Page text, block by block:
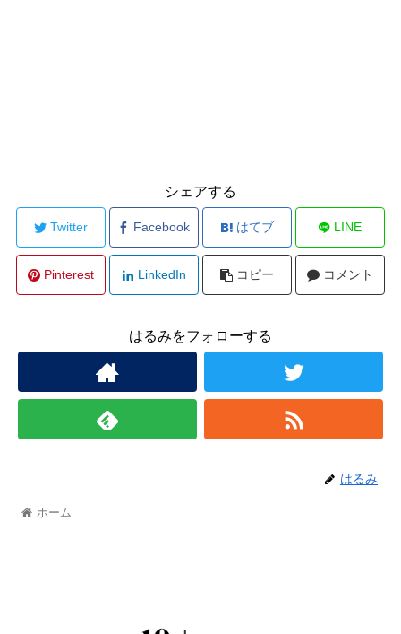
シェアする
Twitter Facebook はてブ LINE
Pinterest LinkedIn コピー コメント
はるみをフォローする
はるみ
ホーム